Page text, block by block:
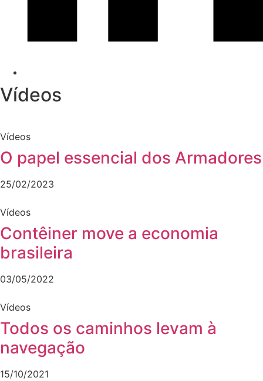
Vídeos
Vídeos
O papel essencial dos Armadores
25/02/2023
Vídeos
Contêiner move a economia
brasileira
03/05/2022
Vídeos
Todos os caminhos levam à
navegação
15/10/2021